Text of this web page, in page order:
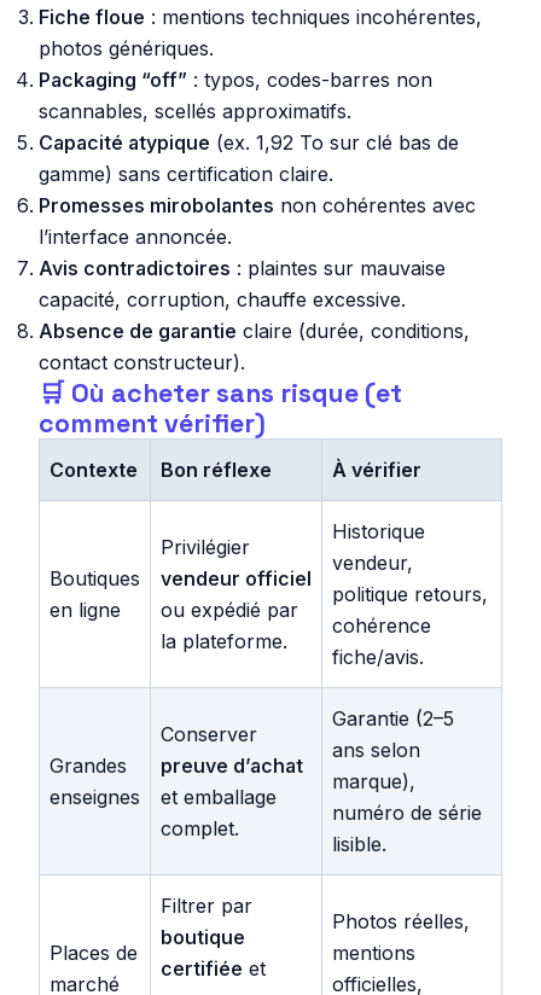
Fiche floue : mentions techniques incohérentes,
photos génériques.
Packaging “off” : typos, codes-barres non
scannables, scellés approximatifs.
Capacité atypique (ex. 1,92 To sur clé bas de
gamme) sans certification claire.
Promesses mirobolantes non cohérentes avec
l’interface annoncée.
Avis contradictoires : plaintes sur mauvaise
capacité, corruption, chauffe excessive.
Absence de garantie claire (durée, conditions,
contact constructeur).
🛒 Où acheter sans risque (et
comment vérifier)
Contexte Bon réflexe À vérifier
Boutiques
en ligne
Privilégier
vendeur officiel
ou expédié par
la plateforme.
Historique
vendeur,
politique retours,
cohérence
fiche/avis.
Grandes
enseignes
Conserver
preuve d’achat
et emballage
complet.
Garantie (2–5
ans selon
marque),
numéro de série
lisible.
Places de
marché
Filtrer par
boutique
certifiée et
Photos réelles,
mentions
officielles,